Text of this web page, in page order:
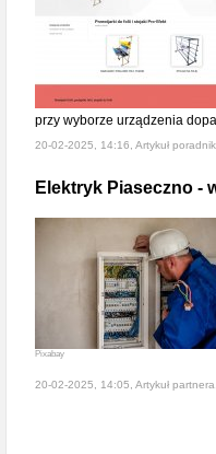
przy wyborze urządzenia
20-02-2025, 14:16, Artykuł
Elektryk Piaseczno -
Pixabay
20-02-2025, 14:05, Artykuł partnera,